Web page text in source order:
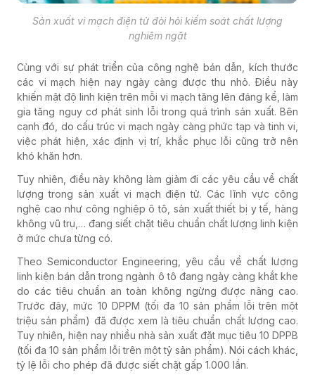
Sản xuất vi mạch điện tử đòi hỏi kiểm soát chất lượng
nghiêm ngặt
Cùng với sự phát triển của công nghệ bán dẫn, kích thước
các vi mạch hiện nay ngày càng được thu nhỏ. Điều này
khiến mật độ linh kiện trên mỗi vi mạch tăng lên đáng kể, làm
gia tăng nguy cơ phát sinh lỗi trong quá trình sản xuất. Bên
cạnh đó, do cấu trúc vi mạch ngày càng phức tạp và tinh vi,
việc phát hiện, xác định vị trí, khắc phục lỗi cũng trở nên
khó khăn hơn.
Tuy nhiên, điều này không làm giảm đi các yêu cầu về chất
lượng trong sản xuất vi mạch điện tử. Các lĩnh vực công
nghệ cao như công nghiệp ô tô, sản xuất thiết bị y tế, hàng
không vũ trụ,… đang siết chặt tiêu chuẩn chất lượng linh kiện
ở mức chưa từng có.
Theo Semiconductor Engineering, yêu cầu về chất lượng
linh kiện bán dẫn trong ngành ô tô đang ngày càng khắt khe
do các tiêu chuẩn an toàn không ngừng được nâng cao.
Trước đây, mức 10 DPPM (tối đa 10 sản phẩm lỗi trên một
triệu sản phẩm) đã được xem là tiêu chuẩn chất lượng cao.
Tuy nhiên, hiện nay nhiều nhà sản xuất đặt mục tiêu 10 DPPB
(tối đa 10 sản phẩm lỗi trên một tỷ sản phẩm). Nói cách khác,
tỷ lệ lỗi cho phép đã được siết chặt gấp 1.000 lần.